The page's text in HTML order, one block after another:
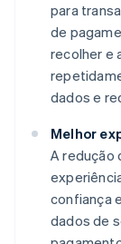
para
de
recolher e
dados e
Melhor
A redução
confiança
dados de